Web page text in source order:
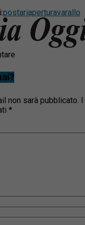
postariaperturavarallo
non sarà pubblicato.
*